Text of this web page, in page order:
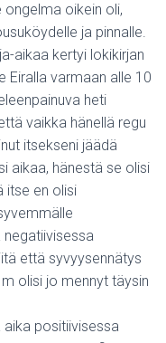
ongelma oikein oli,
ja pinnalle.
aikaa kertyi lokikirjan
Eiralla varmaan alle 10
heti
vaikka hänellä regu
itsekseni jäädä
aikaa, hänestä se olisi
itse en olisi
negatiivisessa
että syvyysennätys
olisi jo mennyt täysin
aika positiivisessa